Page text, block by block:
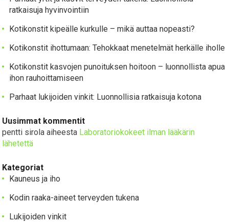
ratkaisuja hyvinvointiin
Kotikonstit kipeälle kurkulle – mikä auttaa nopeasti?
Kotikonstit ihottumaan: Tehokkaat menetelmät herkälle iholle
Kotikonstit kasvojen punoituksen hoitoon – luonnollista apua
ihon rauhoittamiseen
Parhaat lukijoiden vinkit: Luonnollisia ratkaisuja kotona
Uusimmat kommentit
pentti sirola aiheesta Laboratoriokokeet ilman lääkärin
lähetettä
Kategoriat
Kauneus ja iho
Kodin raaka-aineet terveyden tukena
Lukijoiden vinkit